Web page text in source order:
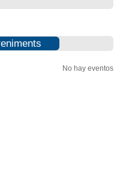
No hay eventos